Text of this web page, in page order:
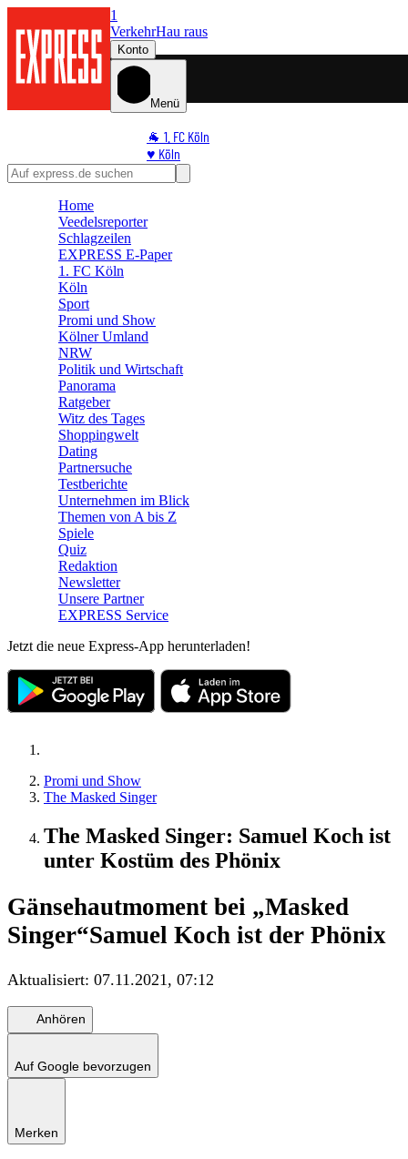
1
VerkehrHau raus
Konto
Menü
🐐 1. FC Köln
♥️ Köln
⭐ Promi
🛒 Shoppingwelt
Home
Veedelsreporter
Schlagzeilen
EXPRESS E-Paper
1. FC Köln
Köln
Sport
Promi und Show
Kölner Umland
NRW
Politik und Wirtschaft
Panorama
Ratgeber
Witz des Tages
Shoppingwelt
Dating
Partnersuche
Testberichte
Unternehmen im Blick
Themen von A bis Z
Spiele
Quiz
Redaktion
Newsletter
Unsere Partner
EXPRESS Service
Jetzt die neue Express-App herunterladen!
Promi und Show
The Masked Singer
The Masked Singer: Samuel Koch ist
unter Kostüm des Phönix
Gänsehautmoment bei „Masked
Singer“Samuel Koch ist der Phönix
Aktualisiert: 07.11.2021, 07:12
Anhören
Auf Google bevorzugen
Merken